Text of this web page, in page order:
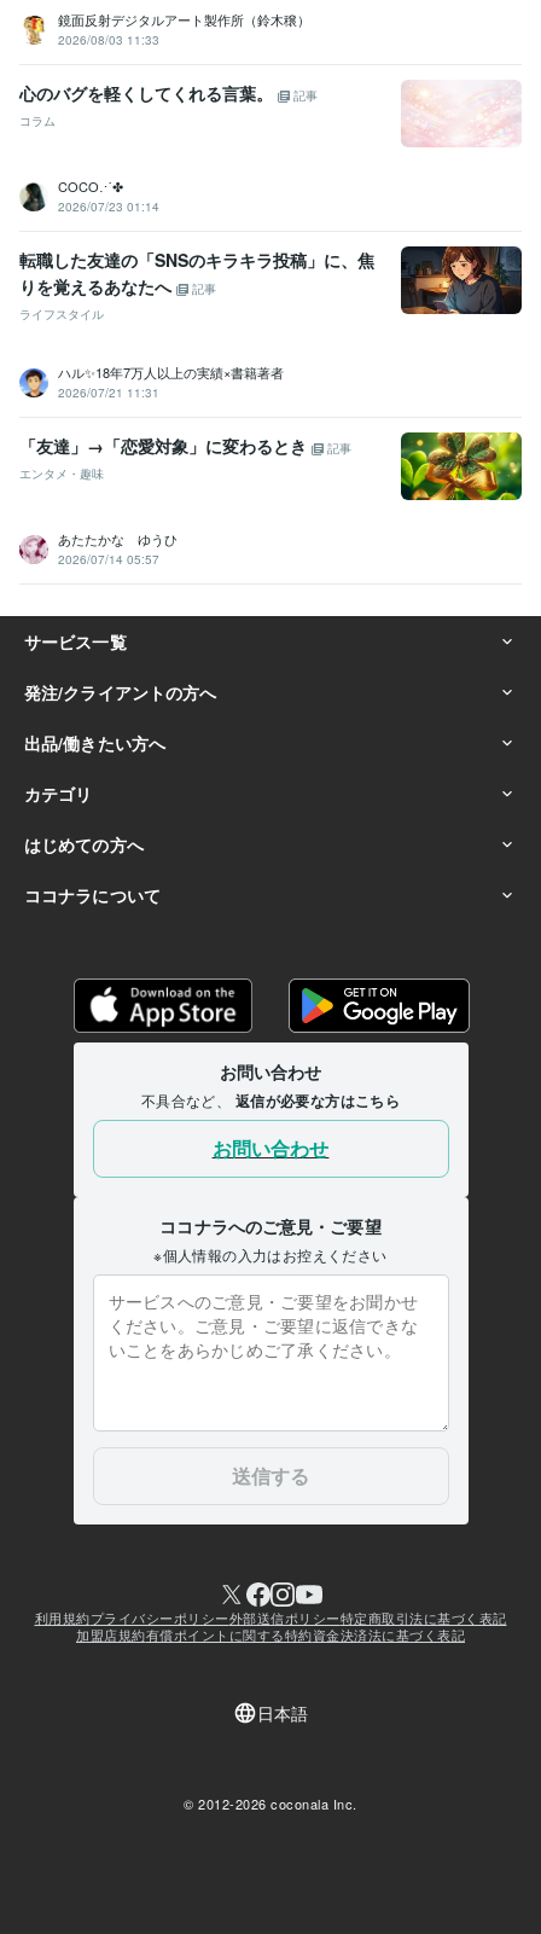
鏡面反射デジタルアート製作所（鈴木穣）
2026/08/03 11:33
心のバグを軽くしてくれる言葉。
記事
コラム
COCO⋰✤
2026/07/23 01:14
転職した友達の「SNSのキラキラ投稿」に、焦
りを覚えるあなたへ
記事
ライフスタイル
ハル✨18年7万人以上の実績×書籍著者
2026/07/21 11:31
「友達」→「恋愛対象」に変わるとき
記事
エンタメ・趣味
あたたかな ゆうひ
2026/07/14 05:57